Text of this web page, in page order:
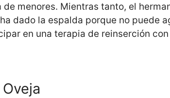
menores. Mientras tanto, el
dado la espalda porque no puede
en una terapia de reinserción